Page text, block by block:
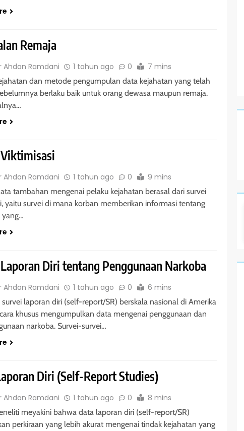
Remaja
Ahdan Ramdani 1 tahun ago 0 7 mins
dan metode pengumpulan data kejahatan yang telah
berlaku baik untuk orang dewasa maupun remaja.
Ahdan Ramdani 1 tahun ago 0 9 mins
tambahan mengenai pelaku kejahatan berasal dari survei
yaitu survei di mana korban memberikan informasi tentang
yang…
Diri tentang Penggunaan Narkoba
Ahdan Ramdani 1 tahun ago 0 6 mins
survei laporan diri (self-report/SR) berskala nasional di Amerika
khusus mengumpulkan data mengenai penggunaan dan
narkoba. Survei-survei…
Diri (Self-Report Studies)
Ahdan Ramdani 1 tahun ago 0 8 mins
meyakini bahwa data laporan diri (self-report/SR)
perkiraan yang lebih akurat mengenai tindak kejahatan yang
Hibah Kepada
Hak Penghibah untuk Menguasai
Uang dalam Objek Hibah